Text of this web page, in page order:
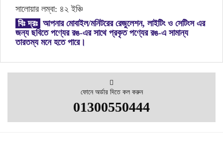
সালোয়ার লম্বা: ৪২ ইঞ্চি
বিঃ দ্রঃ আপনার মোবাইল/মনিটরের রেজুলেশন, লাইটিং ও সেটিংস এর
জন্য ছবিতে পণ্যের রঙ-এর সাথে প্রকৃত পণ্যের রঙ-এ সামান্য
তারতম্য মনে হতে পারে।
ফোনে অর্ডার দিতে কল করুন
01300550444